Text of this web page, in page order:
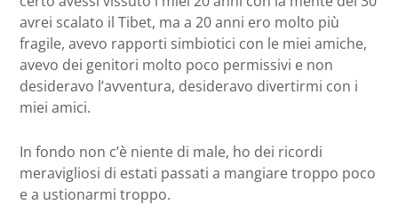
avrei scalato il Tibet, ma a 20 anni ero molto più
fragile, avevo rapporti simbiotici con le miei amiche,
avevo dei genitori molto poco permissivi e non
desideravo l’avventura, desideravo divertirmi con i
miei amici.
In fondo non c’è niente di male, ho dei ricordi
meravigliosi di estati passati a mangiare troppo poco
e a ustionarmi troppo.